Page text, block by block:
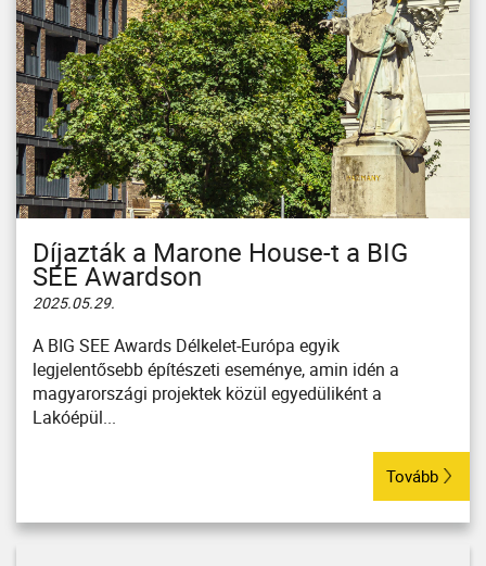
Díjazták a Marone House-t a BIG
SEE Awardson
2025.05.29.
A BIG SEE Awards Délkelet-Európa egyik
legjelentősebb építészeti eseménye, amin idén a
magyarországi projektek közül egyedüliként a
Lakóépül...
Tovább